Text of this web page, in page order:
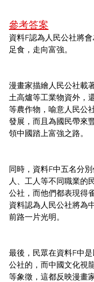
參考答案
資料F認為人民公社將
足食，走向富強。
漫畫家描繪人民公社載
土高爐等工業物資外，
等農作物，喻意人民公
發展，而且為國民帶來
領中國踏上富強之路。
同時，資料F中五名分
人、工人等不同職業的
公社，而他們都表現得
資料認為人民公社將為
前路一片光明。
最後，民眾在資料F中
公社的，而中國文化視
等象徵，這都反映漫畫